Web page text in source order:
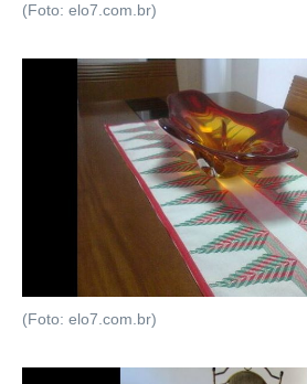
(Foto: elo7.com.br)
(Foto: elo7.com.br)